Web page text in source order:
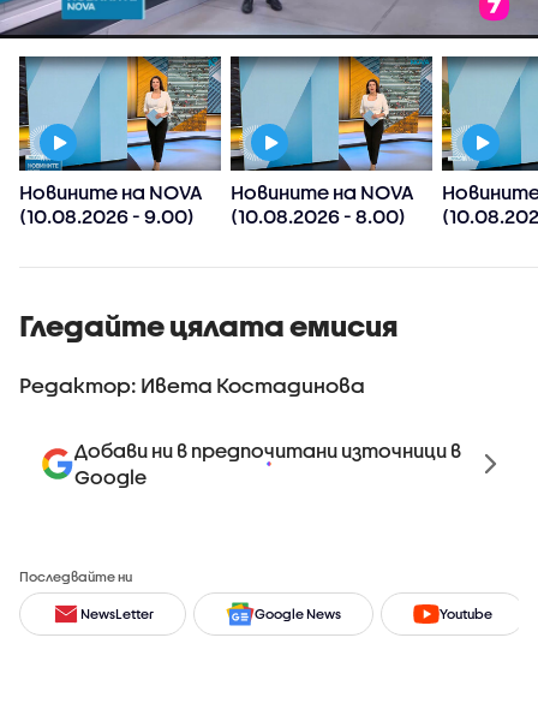
Новините на NOVA
(10.08.2026 - 9.00)
Новините на NOVA
(10.08.2026 - 8.00)
Гледайте цялата емисия
Редактор: Ивета Костадинова
Добави ни в предпочитани източници в
Google
Последвайте ни
NewsLetter Google News Youtube